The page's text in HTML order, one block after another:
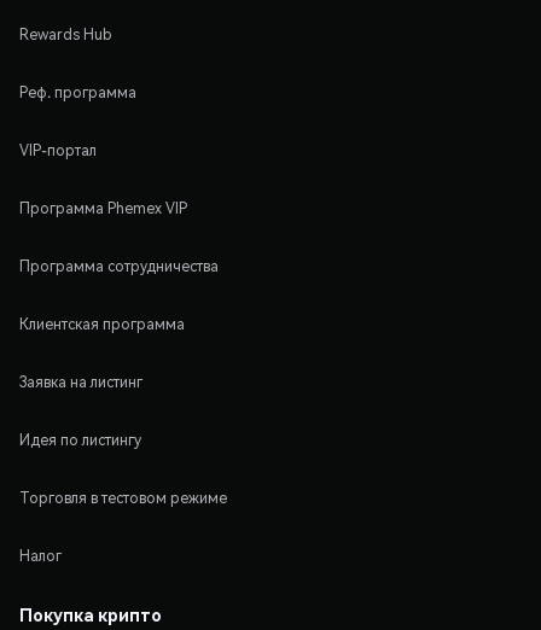
Rewards Hub
Реф. программа
VIP-портал
Программа Phemex VIP
Программа сотрудничества
Клиентская программа
Заявка на листинг
Идея по листингу
Торговля в тестовом режиме
Налог
Покупка крипто